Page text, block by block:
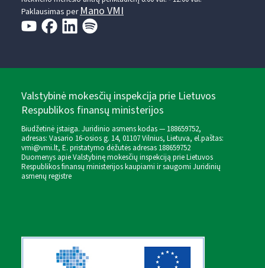
Paklausimas perMano VMI
Valstybinė mokesčių inspekcija prie Lietuvos
Respublikos finansų ministerijos
Biudžetinė įstaiga. Juridinio asmens kodas — 188659752,
adresas: Vasario 16-osios g. 14, 01107 Vilnius, Lietuva, el.paštas:
vmi@vmi.lt, E. pristatymo dėžutės adresas 188659752
Duomenys apie Valstybinę mokesčių inspekciją prie Lietuvos
Respublikos finansų ministerijos kaupiami ir saugomi Juridinių
asmenų registre